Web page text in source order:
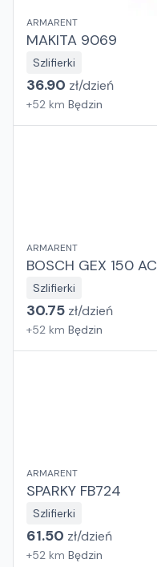
ARMARENT
MAKITA 9069
Szlifierki
36.90 zł/dzień
+52 km Będzin
ARMARENT
BOSCH GEX 150 AC
Szlifierki
30.75 zł/dzień
+52 km Będzin
ARMARENT
SPARKY FB724
Szlifierki
61.50 zł/dzień
+52 km Będzin